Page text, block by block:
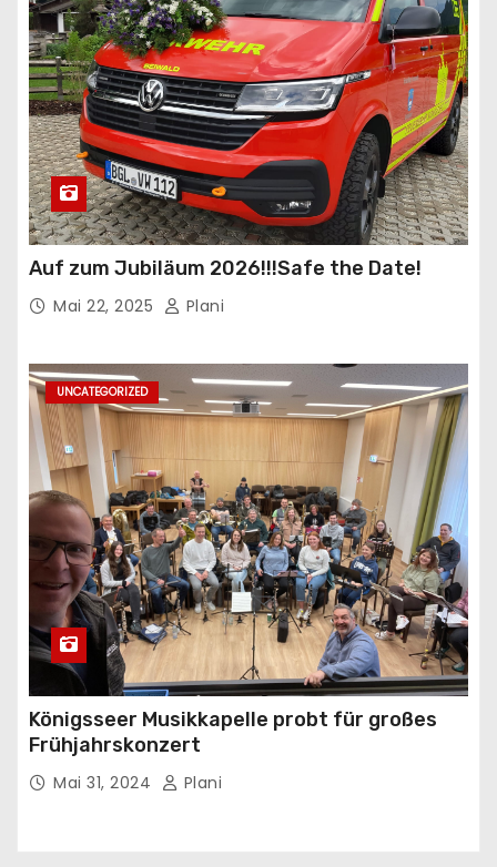
Auf zum Jubiläum 2026!!!Safe the Date!
Mai 22, 2025 Plani
UNCATEGORIZED
Königsseer Musikkapelle probt für großes
Frühjahrskonzert
Mai 31, 2024 Plani